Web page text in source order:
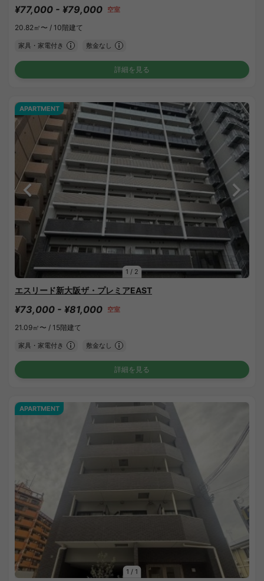
¥77,000 - ¥79,000 空室
20.82㎡〜 / 10階建て
家具・家電付き 敷金なし
詳細を見る
1 / 2
APARTMENT
エスリード新大阪ザ・プレミアEAST
¥73,000 - ¥81,000 空室
21.09㎡〜 / 15階建て
家具・家電付き 敷金なし
詳細を見る
1 / 1
APARTMENT